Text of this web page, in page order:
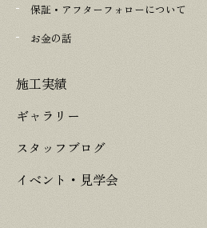
保証・アフターフォローについて
お金の話
施工実績
ギャラリー
スタッフブログ
イベント・見学会